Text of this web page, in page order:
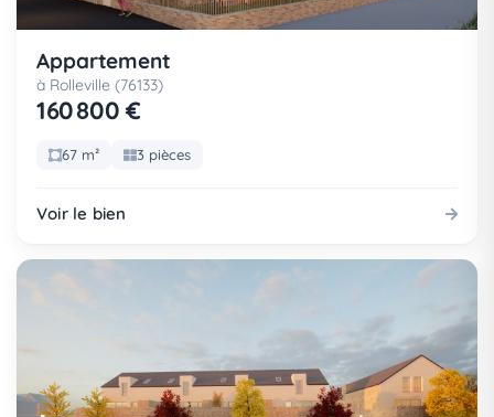
Appartement
à Rolleville (76133)
160 800 €
67 m² 3 pièces
Voir le bien